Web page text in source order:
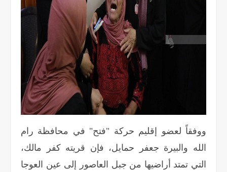
ووفقاً لعضو إقليم حركة "فتح" في محافظة رام
الله والبيرة جعفر حمايل، فإن قريته كفر مالك،
التي تمتد أراضيها من جبل العاصور إلى عين العوجا